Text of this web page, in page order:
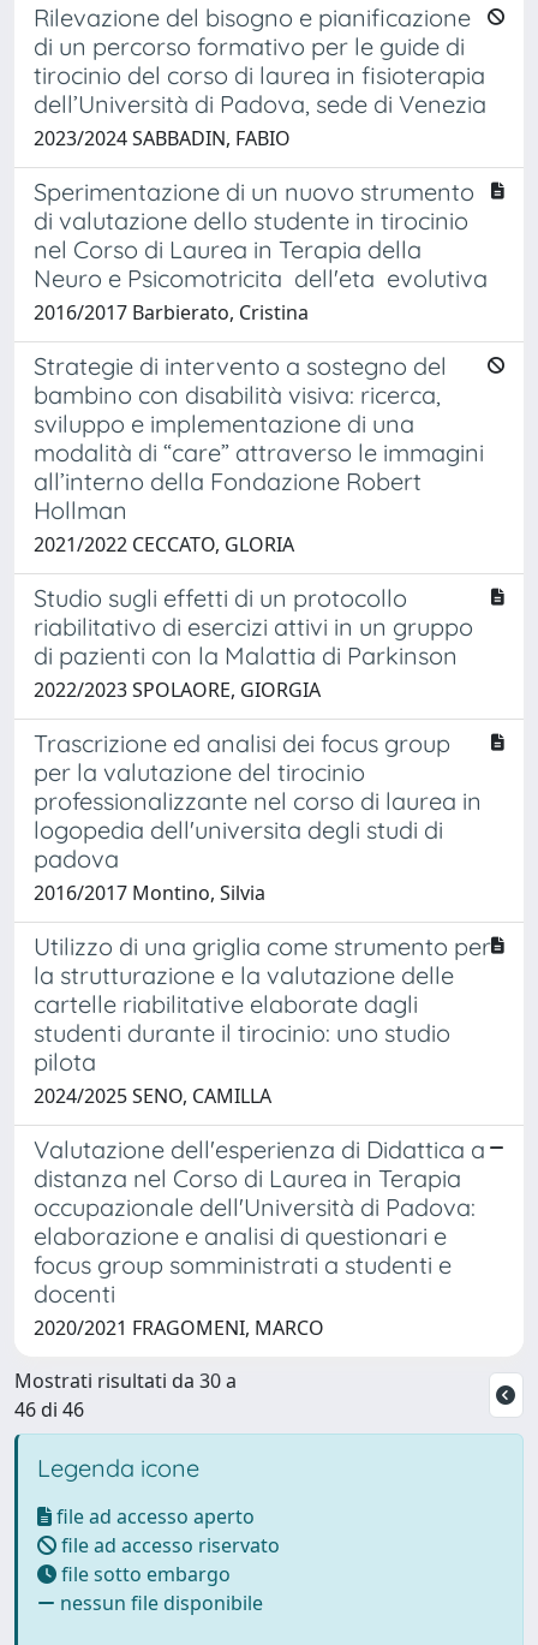
Rilevazione del bisogno e pianificazione
di un percorso formativo per le guide di
tirocinio del corso di laurea in fisioterapia
dell’Università di Padova, sede di Venezia
2023/2024 SABBADIN, FABIO
Sperimentazione di un nuovo strumento
di valutazione dello studente in tirocinio
nel Corso di Laurea in Terapia della
Neuro e Psicomotricita dell'eta evolutiva
2016/2017 Barbierato, Cristina
Strategie di intervento a sostegno del
bambino con disabilità visiva: ricerca,
sviluppo e implementazione di una
modalità di “care” attraverso le immagini
all’interno della Fondazione Robert
Hollman
2021/2022 CECCATO, GLORIA
Studio sugli effetti di un protocollo
riabilitativo di esercizi attivi in un gruppo
di pazienti con la Malattia di Parkinson
2022/2023 SPOLAORE, GIORGIA
Trascrizione ed analisi dei focus group
per la valutazione del tirocinio
professionalizzante nel corso di laurea in
logopedia dell'universita degli studi di
padova
2016/2017 Montino, Silvia
Utilizzo di una griglia come strumento per
la strutturazione e la valutazione delle
cartelle riabilitative elaborate dagli
studenti durante il tirocinio: uno studio
pilota
2024/2025 SENO, CAMILLA
Valutazione dell'esperienza di Didattica a
distanza nel Corso di Laurea in Terapia
occupazionale dell'Università di Padova:
elaborazione e analisi di questionari e
focus group somministrati a studenti e
docenti
2020/2021 FRAGOMENI, MARCO
Mostrati risultati da 30 a
46 di 46
Legenda icone
file ad accesso aperto
file ad accesso riservato
file sotto embargo
nessun file disponibile